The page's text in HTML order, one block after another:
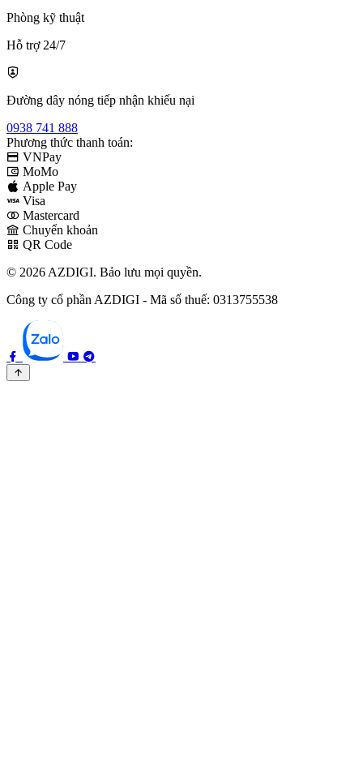
Phòng kỹ thuật
Hỗ trợ 24/7
Đường dây nóng tiếp nhận khiếu nại
0938 741 888
Phương thức thanh toán:
VNPay
MoMo
Apple Pay
Visa
Mastercard
Chuyển khoản
QR Code
© 2026 AZDIGI. Bảo lưu mọi quyền.
Công ty cổ phần AZDIGI - Mã số thuế: 0313755538